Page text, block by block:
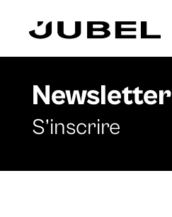
Newsletter
S’inscrire